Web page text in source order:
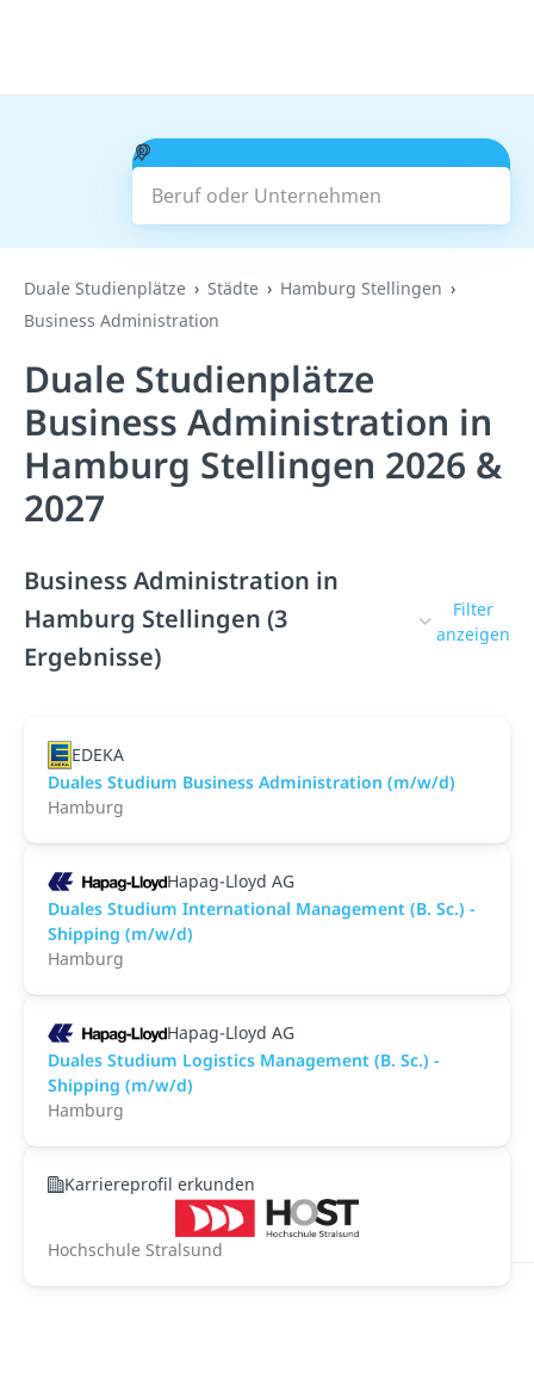
Beruf oder Unternehmen
Suchen
Duale Studienplätze Städte
Hamburg Stellingen
Business Administration
Duale Studienplätze
Business Administration in
Hamburg Stellingen 2026 &
2027
Business Administration in
Hamburg Stellingen (3
Ergebnisse)
Filter
anzeigen
EDEKA
Duales Studium Business Administration (m/w/d)
Hamburg
Hapag-Lloyd AG
Duales Studium International Management (B. Sc.) -
Shipping (m/w/d)
Hamburg
Hapag-Lloyd AG
Duales Studium Logistics Management (B. Sc.) -
Shipping (m/w/d)
Hamburg
Karriereprofil erkunden
Hochschule Stralsund